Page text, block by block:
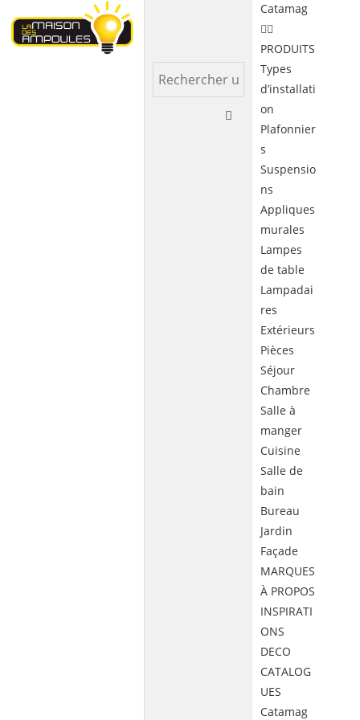
Catamag
PRODUITS
Types
d’installati
on
Plafonnier
s
Suspensio
ns
Appliques
murales
Lampes
de table
Lampadai
res
Extérieurs
Pièces
Séjour
Chambre
Salle à
manger
Cuisine
Salle de
bain
Bureau
Jardin
Façade
MARQUES
À PROPOS
INSPIRATI
ONS
DECO
CATALOG
UES
Catamag